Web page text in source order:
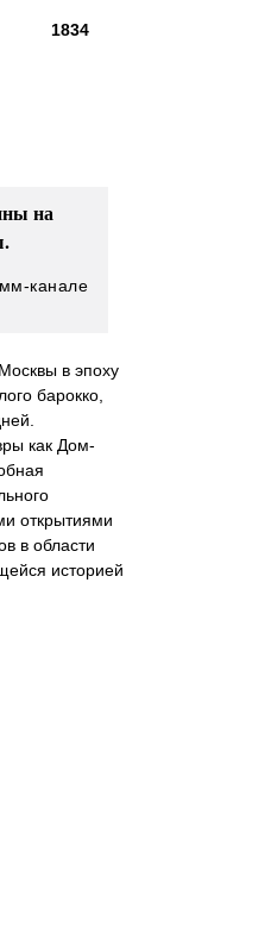
1834
на
канале
в эпоху
барокко,
как Дом-
открытиями
в области
историей